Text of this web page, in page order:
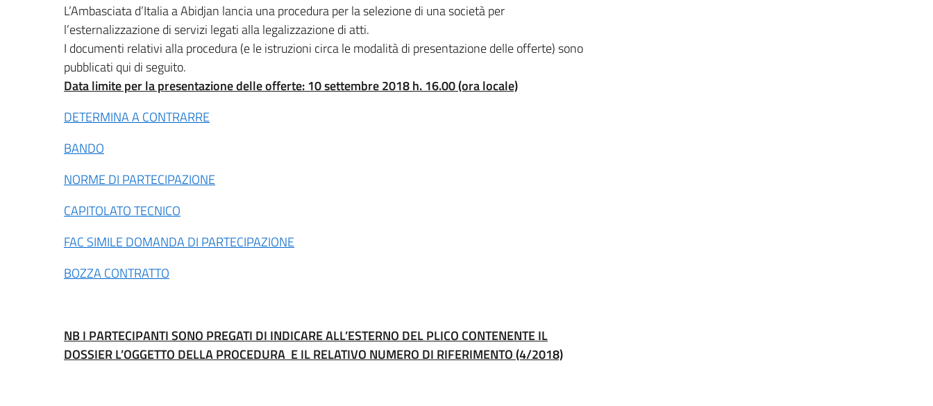
L’Ambasciata d’Italia a Abidjan lancia una procedura per la selezione di una società per
l’esternalizzazione di servizi legati alla legalizzazione di atti.
I documenti relativi alla procedura (e le istruzioni circa le modalità di presentazione delle offerte) sono
pubblicati qui di seguito.
Data limite per la presentazione delle offerte: 10 settembre 2018 h. 16.00 (ora locale)
DETERMINA A CONTRARRE
BANDO
NORME DI PARTECIPAZIONE
CAPITOLATO TECNICO
FAC SIMILE DOMANDA DI PARTECIPAZIONE
BOZZA CONTRATTO
NB I PARTECIPANTI SONO PREGATI DI INDICARE ALL’ESTERNO DEL PLICO CONTENENTE IL
DOSSIER L’OGGETTO DELLA PROCEDURA E IL RELATIVO NUMERO DI RIFERIMENTO (4/2018)